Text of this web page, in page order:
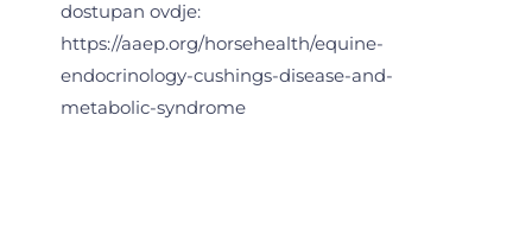
dostupan ovdje:
https://aaep.org/horsehealth/equine-
endocrinology-cushings-disease-and-
metabolic-syndrome